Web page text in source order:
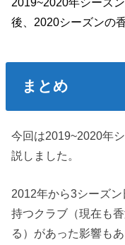
後、2020シーズンの
まとめ
今回は2019~2020年
説しました。
2012年から3シーズ
持つクラブ（現在も
る）があった影響も